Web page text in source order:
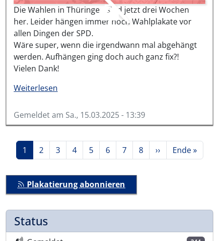
Die Wahlen in Thüringen sind jetzt drei Wochen
her. Leider hängen immer noch Wahlplakate vor
allen Dingen der SPD.
Wäre super, wenn die irgendwann mal abgehängt
werden. Aufhängen ging doch auch ganz fix?!
Vielen Dank!
Weiterlesen
Gemeldet am Sa., 15.03.2025 - 13:39
Seitennummerierung
Aktuelle Seite
1 Seite
2 Seite
3 Seite
4 Seite
5 Seite
6 Seite
7 Seite
8 Nächste Seite
›› Letzte Seite
Ende »
Plakatierung abonnieren
Status